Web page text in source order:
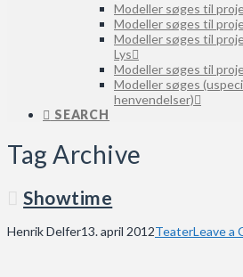
Modeller søges til
Modeller søges til
Modeller søges til
Lys
Modeller søges til
Modeller søges
henvendelser)
SEARCH
Tag Archive
Showtime
Henrik Delfer13. april 2012TeaterLeave a